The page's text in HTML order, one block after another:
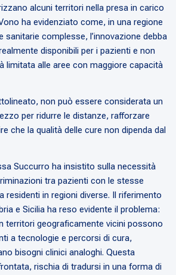
alcuni territori nella presa in carico
ha evidenziato come, in una regione
sanitarie complesse, l’innovazione debba
disponibili per i pazienti e non
limitata alle aree con maggiore capacità
non può essere considerata un
per ridurre le distanze, rafforzare
che la qualità delle cure non dipenda dal
Succurro ha insistito sulla necessità
tra pazienti con le stesse
residenti in regioni diverse. Il riferimento
e Sicilia ha reso evidente il problema:
territori geograficamente vicini possono
a tecnologie e percorsi di cura,
bisogni clinici analoghi. Questa
rischia di tradursi in una forma di